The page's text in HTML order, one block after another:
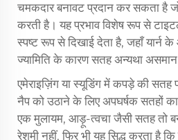
चमकदार बनावट प्रदान कर सकता है
करती है। यह प्रभाव विशेष रूप से
स्पष्ट रूप से दिखाई देता है, जहाँ
ज्यामिति के कारण सतह अन्यथा असमान
एमेराइज़िंग या स्यूडिंग में कपड़े की सतह
नैप को उठाने के लिए अपघर्षक सतहों
एक मुलायम, आड़ू-त्वचा जैसी सतह तो
रेशमी नहीं, फिर भी यह सिद्ध करता है कि